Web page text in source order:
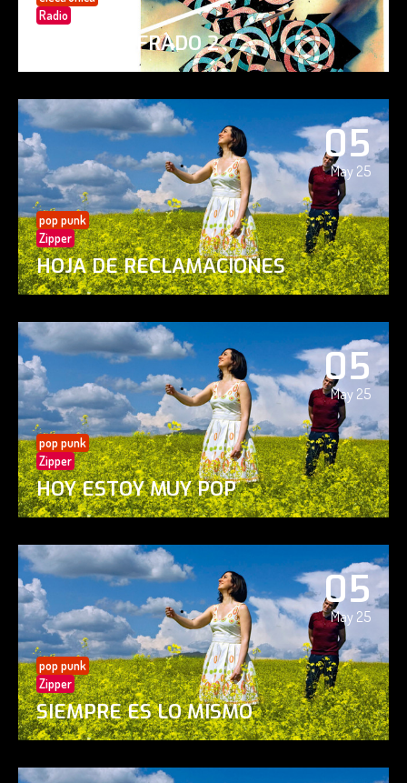
Radio
PAISAJE CIFRADO 2
05
May 25
pop punk
Zipper
HOJA DE RECLAMACIONES
05
May 25
pop punk
Zipper
HOY ESTOY MUY POP
05
May 25
pop punk
Zipper
SIEMPRE ES LO MISMO